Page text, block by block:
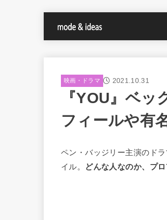
映画・ドラマ 2021.10.31
『YOU』ベ
フィールや有
ペン・バッジリー主演のド
イル。 どんな人なのか、プ